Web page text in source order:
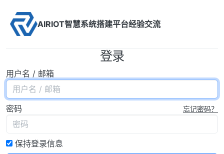
AIRIOT智慧系统搭建平台经验交流
登录
用户名 / 邮箱
密码 忘记密码？
保持登录信息